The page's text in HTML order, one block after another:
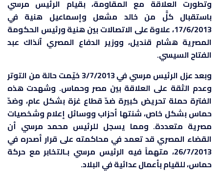
وتطورت العلاقة مع المقاومة، بقيام الرئيس مرسي
باستقبال كلًّ من خالد مشعل وإسماعيل هنية في
17/6/2013، علاوة على الاتصالات بين هنية ورئيس الحكومة
المصرية هشام قنديل، ووزير الدفاع المصري آنذاك عبد
الفتاح السيسي.
وبعد عزل الرئيس مرسي في 3/7/2013 خيّمت حالة من التوتر
وعدم الثقة على العلاقة بين مصر وحماس. وشهدت هذه
الفترة حملة تحريض كبيرة ضدّ قطاع غزة بشكل عام، وضدّ
حماس بشكل خاص، شنتها أحزاب ووسائل إعلام وشخصيات
مصرية متعددة. ومما يسجل للرئيس محمد مرسي أن
القضاء المصري قد تعمد في محاكمته على قرار أصدره في
26/7/2013، متهماً فيه الرئيس مرسي بـالتخابر مع حركة
حماس، للقيام بأعمال عدائية في البلاد.